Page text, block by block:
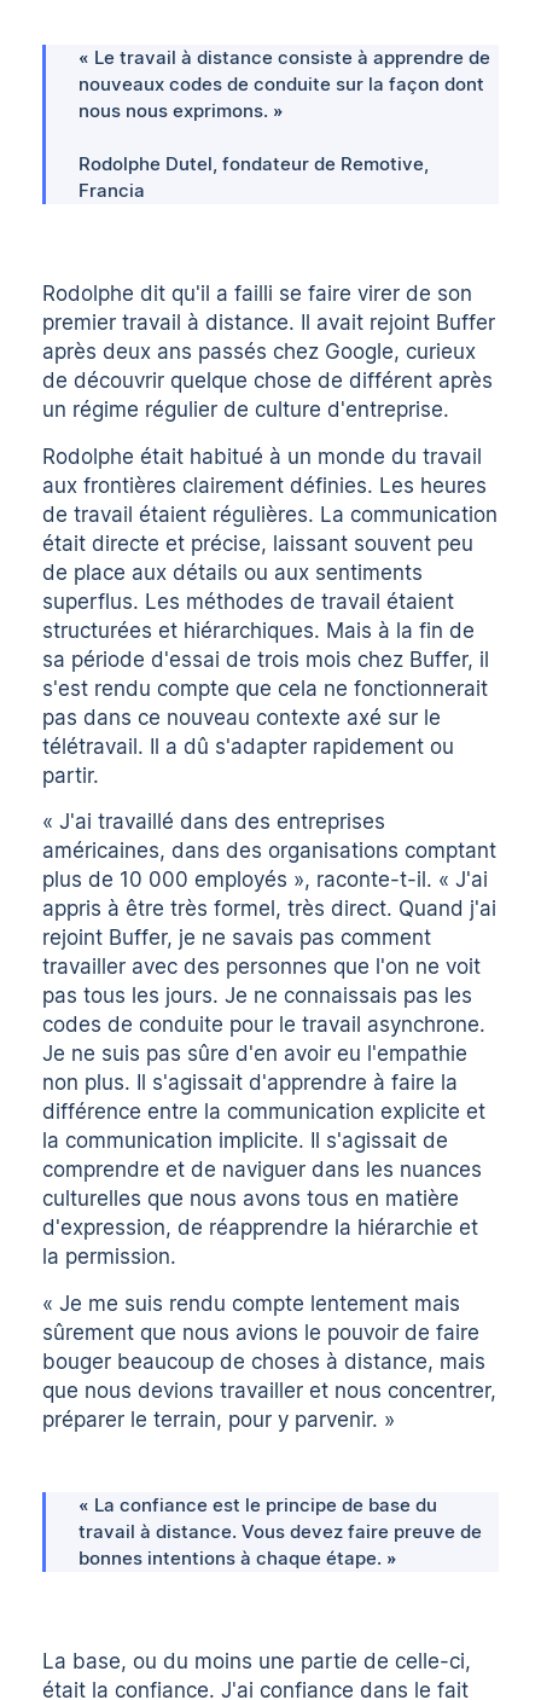
« Le travail à distance consiste à apprendre de
nouveaux codes de conduite sur la façon dont
nous nous exprimons. »
Rodolphe Dutel, fondateur de Remotive,
Francia
Rodolphe dit qu'il a failli se faire virer de son
premier travail à distance. Il avait rejoint Buffer
après deux ans passés chez Google, curieux
de découvrir quelque chose de différent après
un régime régulier de culture d'entreprise.
Rodolphe était habitué à un monde du travail
aux frontières clairement définies. Les heures
de travail étaient régulières. La communication
était directe et précise, laissant souvent peu
de place aux détails ou aux sentiments
superflus. Les méthodes de travail étaient
structurées et hiérarchiques. Mais à la fin de
sa période d'essai de trois mois chez Buffer, il
s'est rendu compte que cela ne fonctionnerait
pas dans ce nouveau contexte axé sur le
télétravail. Il a dû s'adapter rapidement ou
partir.
« J'ai travaillé dans des entreprises
américaines, dans des organisations comptant
plus de 10 000 employés », raconte-t-il. « J'ai
appris à être très formel, très direct. Quand j'ai
rejoint Buffer, je ne savais pas comment
travailler avec des personnes que l'on ne voit
pas tous les jours. Je ne connaissais pas les
codes de conduite pour le travail asynchrone.
Je ne suis pas sûre d'en avoir eu l'empathie
non plus. Il s'agissait d'apprendre à faire la
différence entre la communication explicite et
la communication implicite. Il s'agissait de
comprendre et de naviguer dans les nuances
culturelles que nous avons tous en matière
d'expression, de réapprendre la hiérarchie et
la permission.
« Je me suis rendu compte lentement mais
sûrement que nous avions le pouvoir de faire
bouger beaucoup de choses à distance, mais
que nous devions travailler et nous concentrer,
préparer le terrain, pour y parvenir. »
« La confiance est le principe de base du
travail à distance. Vous devez faire preuve de
bonnes intentions à chaque étape. »
La base, ou du moins une partie de celle-ci,
était la confiance. J'ai confiance dans le fait